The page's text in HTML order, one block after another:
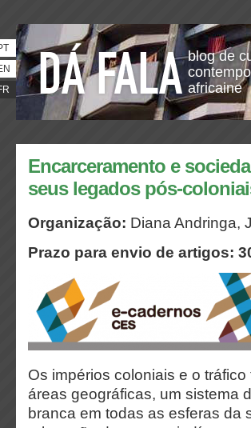
blog de
africaine
Encarceramento e
seus legados pós-
Organização: Diana Andringa,
Prazo para envio de artigos:
Os impérios coloniais e o
áreas geográficas, um sistema
branca em todas as esferas da